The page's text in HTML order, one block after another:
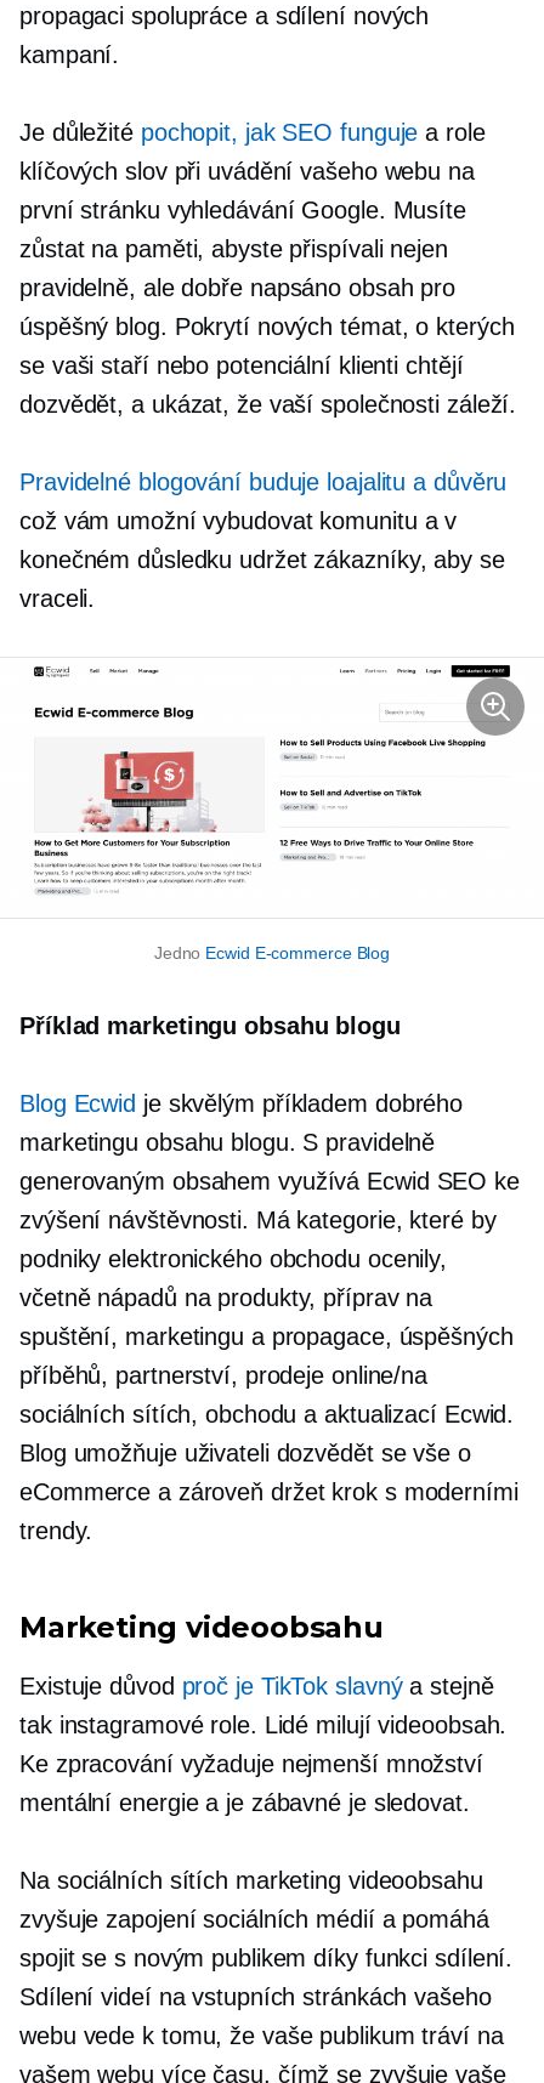
propagaci spolupráce a sdílení nových
kampaní.
Je důležité pochopit, jak SEO funguje a role
klíčových slov při uvádění vašeho webu na
první stránku vyhledávání Google. Musíte
zůstat na paměti, abyste přispívali nejen
pravidelně, aledobře napsáno obsah pro
úspěšný blog. Pokrytí nových témat, o kterých
se vaši staří nebo potenciální klienti chtějí
dozvědět, a ukázat, že vaší společnosti záleží.
Pravidelné blogování buduje loajalitu a důvěru
což vám umožní vybudovat komunitu a v
konečném důsledku udržet zákazníky, aby se
vraceli.
Jedno Ecwid E-commerceBlog
Příklad marketingu obsahu blogu
Blog Ecwid je skvělým příkladem dobrého
marketingu obsahu blogu. S pravidelně
generovaným obsahem využívá Ecwid SEO ke
zvýšení návštěvnosti. Má kategorie, které by
podniky elektronického obchodu ocenily,
včetně nápadů na produkty, příprav na
spuštění, marketingu a propagace, úspěšných
příběhů, partnerství, prodeje online/na
sociálních sítích, obchodu a aktualizací Ecwid.
Blog umožňuje uživateli dozvědět se vše o
eCommerce a zároveň držet krok s moderními
trendy.
Marketing videoobsahu
Existuje důvod proč je TikTok slavnýa stejně
tak instagramové role. Lidé milují videoobsah.
Ke zpracování vyžaduje nejmenší množství
mentální energie a je zábavné je sledovat.
Na sociálních sítích marketing videoobsahu
zvyšuje zapojení sociálních médií a pomáhá
spojit se s novým publikem díky funkci sdílení.
Sdílení videí na vstupních stránkách vašeho
webu vede k tomu, že vaše publikum tráví na
vašem webu více času, čímž se zvyšuje vaše